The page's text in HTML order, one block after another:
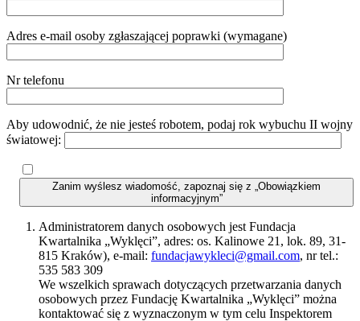
Adres e-mail osoby zgłaszającej poprawki (wymagane)
Nr telefonu
Aby udowodnić, że nie jesteś robotem, podaj rok wybuchu II wojny
światowej:
Zanim wyślesz wiadomość, zapoznaj się z „Obowiązkiem
informacyjnym”
Administratorem danych osobowych jest Fundacja
Kwartalnika „Wyklęci”, adres: os. Kalinowe 21, lok. 89, 31-
815 Kraków), e-mail: fundacjawykleci@gmail.com, nr tel.:
535 583 309
We wszelkich sprawach dotyczących przetwarzania danych
osobowych przez Fundację Kwartalnika „Wyklęci” można
kontaktować się z wyznaczonym w tym celu Inspektorem